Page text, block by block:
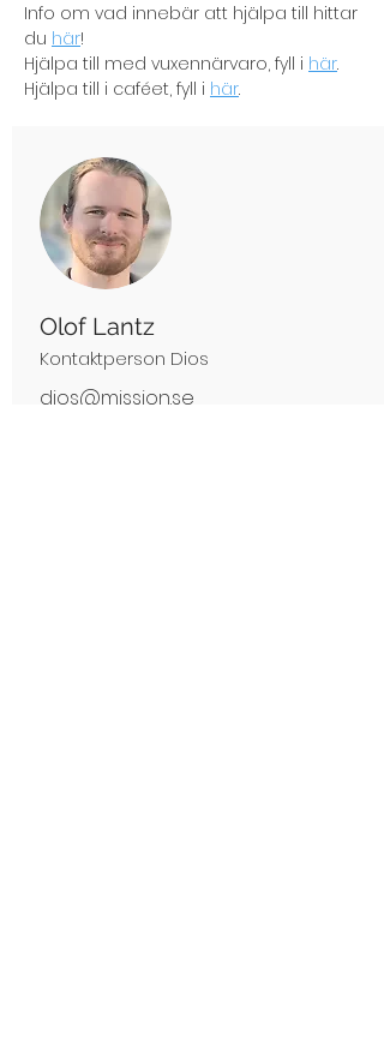
Info om vad innebär att hjälpa till hittar
du här!
Hjälpa till med vuxennärvaro, fyll i här.
Hjälpa till i caféet, fyll i här.
Olof Lantz
Kontaktperson Dios
dios@mission.se